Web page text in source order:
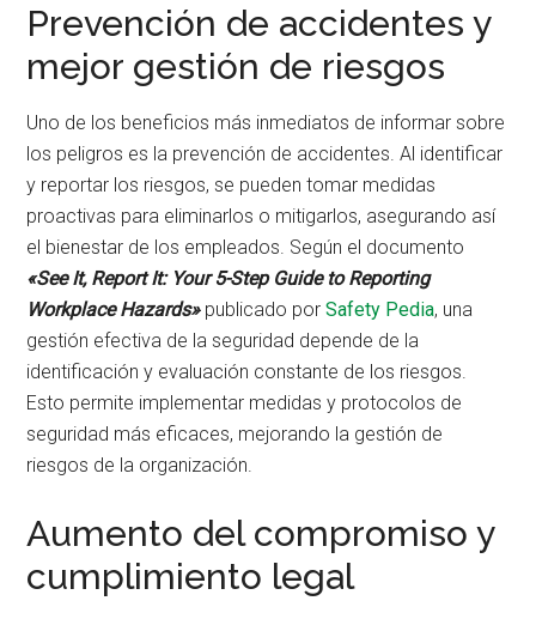
Prevención de accidentes y
mejor gestión de riesgos
Uno de los beneficios más inmediatos de informar sobre
los peligros es la prevención de accidentes. Al identificar
y reportar los riesgos, se pueden tomar medidas
proactivas para eliminarlos o mitigarlos, asegurando así
el bienestar de los empleados. Según el documento
«See It, Report It: Your 5-Step Guide to Reporting
Workplace Hazards»publicado porSafety Pedia, una
gestión efectiva de la seguridad depende de la
identificación y evaluación constante de los riesgos.
Esto permite implementar medidas y protocolos de
seguridad más eficaces, mejorando la gestión de
riesgos de la organización.
Aumento del compromiso y
cumplimiento legal